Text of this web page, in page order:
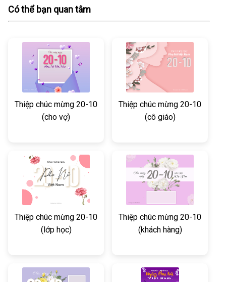
Có thể bạn quan tâm
Thiệp chúc mừng 20-10
(cho vợ)
Thiệp chúc mừng 20-10
(cô giáo)
Thiệp chúc mừng 20-10
(lớp học)
Thiệp chúc mừng 20-10
(khách hàng)